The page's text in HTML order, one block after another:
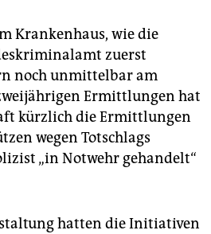
Krankenhaus, wie die
zuerst
noch unmittelbar am
Ermittlungen hat
kürzlich die Ermittlungen
wegen Totschlags
„in Notwehr gehandelt“
hatten die Initiativen